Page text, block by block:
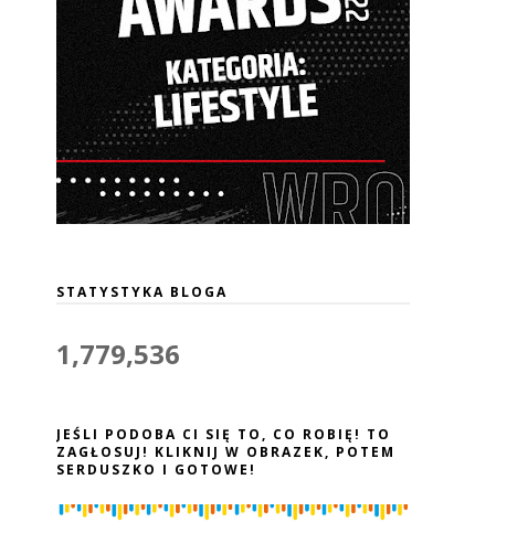
STATYSTYKA BLOGA
1,779,536
JEŚLI PODOBA CI SIĘ TO, CO ROBIĘ! TO
ZAGŁOSUJ! KLIKNIJ W OBRAZEK, POTEM
SERDUSZKO I GOTOWE!